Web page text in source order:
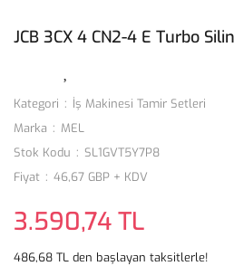
JCB 3CX 4 CN2-4 E Turbo
Kategori
İş Makinesi Tamir Setleri
Marka
MEL
Stok Kodu
SL1GVT5Y7P8
Fiyat
46,67 GBP + KDV
3.590,74 TL
486,68 TL den başlayan taksitlerle!